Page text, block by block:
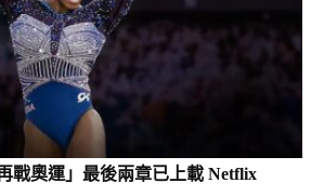
戰奧運」最後兩章已上載 Netflix